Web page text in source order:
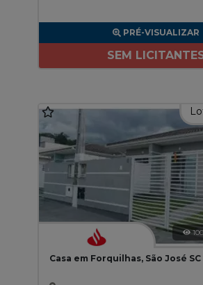
PRÉ-VISUALIZAR
SEM
Casa em Forquilhas, São José SC